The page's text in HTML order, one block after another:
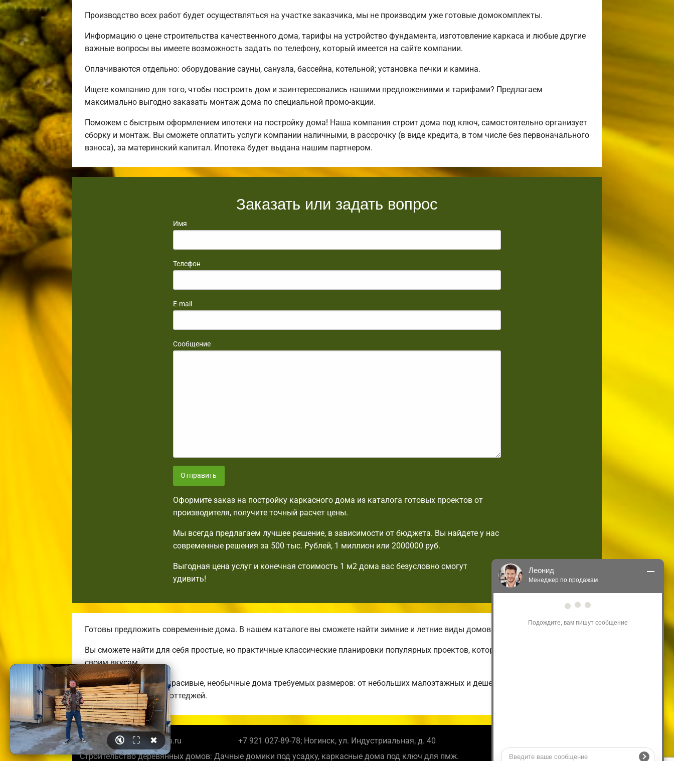
Производство всех работ будет осуществляться на участке заказчика, мы не производим уже готовые домокомплекты.
Информацию о цене строительства качественного дома, тарифы на устройство фундамента, изготовление каркаса и любые другие
важные вопросы вы имеете возможность задать по телефону, который имеется на сайте компании.
Оплачиваются отдельно: оборудование сауны, санузла, бассейна, котельной; установка печки и камина.
Ищете компанию для того, чтобы построить дом и заинтересовались нашими предложениями и тарифами? Предлагаем
максимально выгодно заказать монтаж дома по специальной промо-акции.
Поможем с быстрым оформлением ипотеки на постройку дома! Наша компания строит дома под ключ, самостоятельно организует
сборку и монтаж. Вы сможете оплатить услуги компании наличными, в рассрочку (в виде кредита, в том числе без первоначального
взноса), за материнский капитал. Ипотека будет выдана нашим партнером.
Заказать или задать вопрос
Имя
Телефон
E-mail
Сообщение
Отправить
Оформите заказ на постройку каркасного дома из каталога готовых проектов от
производителя, получите точный расчет цены.
Мы всегда предлагаем лучшее решение, в зависимости от бюджета. Вы найдете у нас
современные решения за 500 тыс. Рублей, 1 миллион или 2000000 руб.
Выгодная цена услуг и конечная стоимость 1 м2 дома вас безусловно смогут
удивить!
Готовы предложить современные дома. В нашем каталоге вы сможете найти зимние и летние виды домов.
Вы сможете найти для себя простые, но практичные классические планировки популярных проектов, которые можно подстроить по
своим вкусам.
Строим комфортные, красивые, необычные дома требуемых размеров: от небольших малоэтажных и дешевых до огромных
энергоэффективных коттеджей.
© 2026 noginskbrusdoma.ru +7 921 027-89-78; Ногинск, ул. Индустриальная, д. 40
Строительство деревянных домов: Дачные домики под усадку, каркасные дома под ключ для пмж.
🔇 ⛶ ✖
Леонид
Менеджер по продажам
Здравствуйте! Я могу
акциям и проектам.